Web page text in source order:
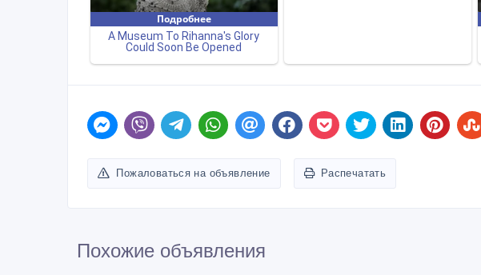
Пожаловаться на объявление Распечатать
Похожие объявления